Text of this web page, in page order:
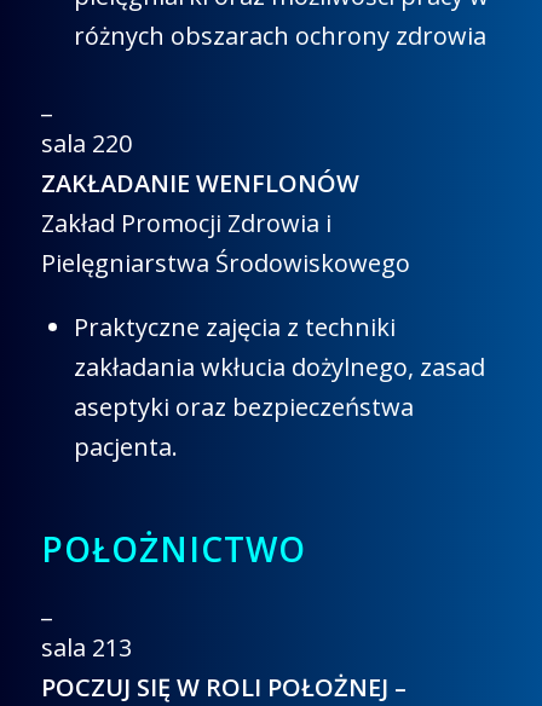
różnych obszarach ochrony zdrowia
sala 220
ZAKŁADANIE WENFLONÓW
Zakład Promocji Zdrowia i
Pielęgniarstwa Środowiskowego
Praktyczne zajęcia z techniki
zakładania wkłucia dożylnego, zasad
aseptyki oraz bezpieczeństwa
pacjenta.
POŁOŻNICTWO
sala 213
POCZUJ SIĘ W ROLI POŁOŻNEJ –